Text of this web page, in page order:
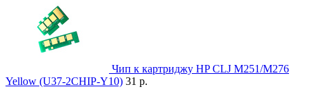
Чип к картриджу HP CLJ M251/M276
Yellow (U37-2CHIP-Y10) 31 р.